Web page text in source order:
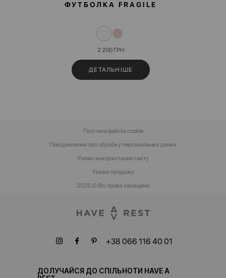
ФУТБОЛКА FRAGILE
2 200 ГРН
ДЕТАЛЬНІШЕ
2026 © Всі права захищено
Повідомлення про обробку персональних даних
Умови використання сайту
Умови‌ ‌продажу‌
Політика файлів cookie
+38 066 116 40 01
ДОЛУЧАЙСЯ ДО СПІЛЬНОТИ HAVE A